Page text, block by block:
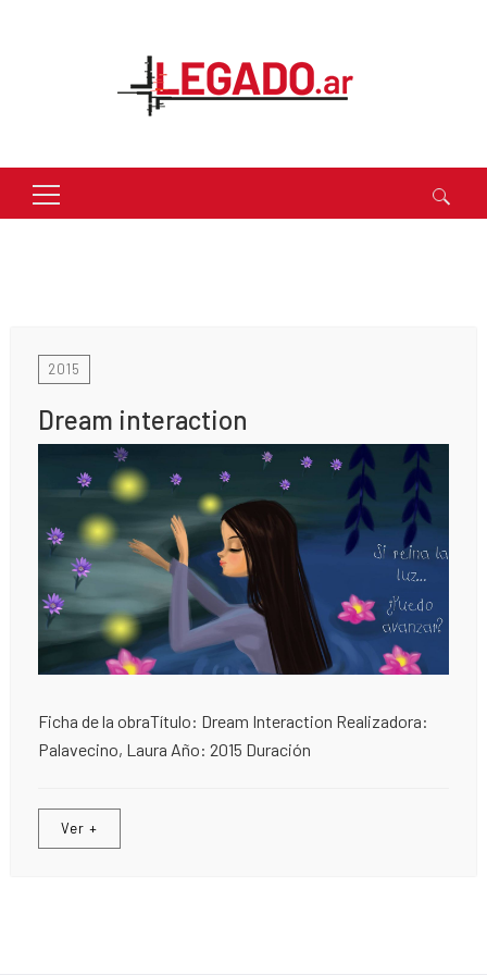
Buscar:
2015
Dream interaction
Ficha de la obraTítulo: Dream Interaction Realizadora:
Palavecino, Laura Año: 2015 Duración
Ver +